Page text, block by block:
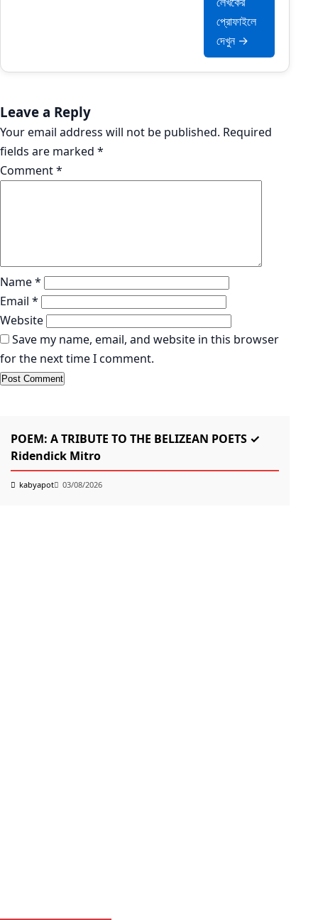
প্রোফাইলে
দেখুন →
Leave a Reply
Your email address will not be published. Required
fields are marked *
Comment*
Name*
Email *
Website
Save my name, email, and website in this browser
for the next time I comment.
POEM: A TRIBUTE TO THE BELIZEAN POETS ✓
Ridendick Mitro
kabyapot 03/08/2026